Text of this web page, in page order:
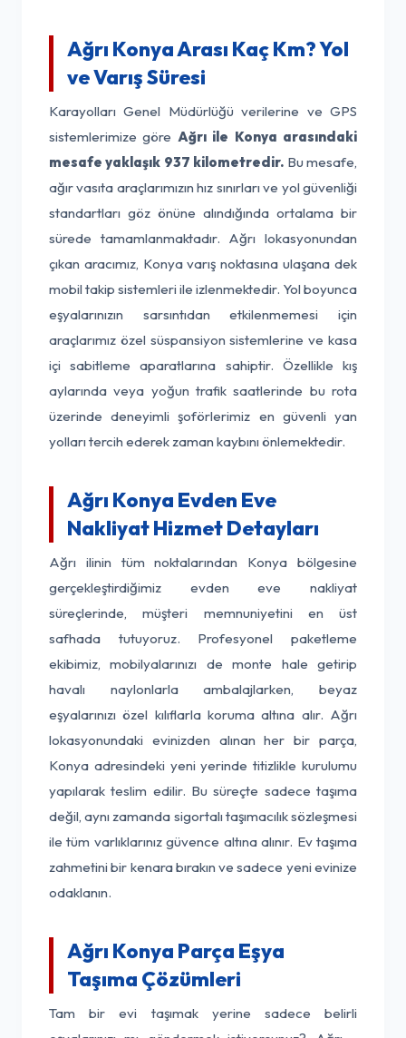
Ağrı Konya Arası Kaç Km? Yol
ve Varış Süresi
Karayolları Genel Müdürlüğü verilerine ve GPS
sistemlerimize göre Ağrı ile Konya arasındaki
mesafe yaklaşık 937 kilometredir. Bu mesafe,
ağır vasıta araçlarımızın hız sınırları ve yol güvenliği
standartları göz önüne alındığında ortalama bir
sürede tamamlanmaktadır. Ağrı lokasyonundan
çıkan aracımız, Konya varış noktasına ulaşana dek
mobil takip sistemleri ile izlenmektedir. Yol boyunca
eşyalarınızın sarsıntıdan etkilenmemesi için
araçlarımız özel süspansiyon sistemlerine ve kasa
içi sabitleme aparatlarına sahiptir. Özellikle kış
aylarında veya yoğun trafik saatlerinde bu rota
üzerinde deneyimli şoförlerimiz en güvenli yan
yolları tercih ederek zaman kaybını önlemektedir.
Ağrı Konya Evden Eve
Nakliyat Hizmet Detayları
Ağrı ilinin tüm noktalarından Konya bölgesine
gerçekleştirdiğimiz evden eve nakliyat
süreçlerinde, müşteri memnuniyetini en üst
safhada tutuyoruz. Profesyonel paketleme
ekibimiz, mobilyalarınızı de monte hale getirip
havalı naylonlarla ambalajlarken, beyaz
eşyalarınızı özel kılıflarla koruma altına alır. Ağrı
lokasyonundaki evinizden alınan her bir parça,
Konya adresindeki yeni yerinde titizlikle kurulumu
yapılarak teslim edilir. Bu süreçte sadece taşıma
değil, aynı zamanda sigortalı taşımacılık sözleşmesi
ile tüm varlıklarınız güvence altına alınır. Ev taşıma
zahmetini bir kenara bırakın ve sadece yeni evinize
odaklanın.
Ağrı Konya Parça Eşya
Taşıma Çözümleri
Tam bir evi taşımak yerine sadece belirli